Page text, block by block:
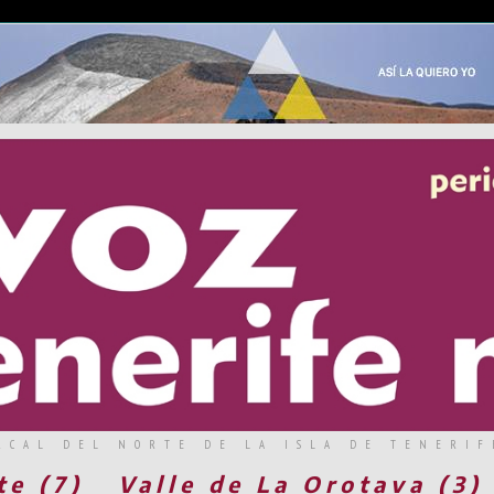
DEL NORTE DE LA ISLA DE
(7) Valle de La Orotava (3)